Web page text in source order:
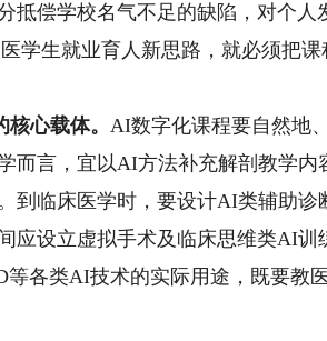
抵偿学校名气不足的缺陷，对个人
学生就业育人新思路，就必须把课
心载体。AI数字化课程要自然地
而言，宜以AI方法补充解剖教学内
到临床医学时，要设计AI类辅助诊
设立虚拟手术及临床思维类AI训
各类AI技术的实际用途，既要教